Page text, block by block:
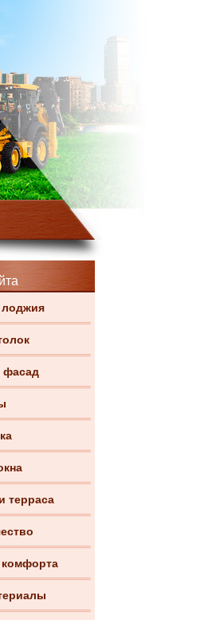
лоджия
фасад
терраса